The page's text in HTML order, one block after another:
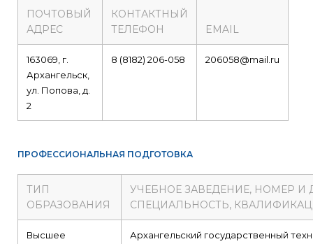
ПОЧТОВЫЙ
АДРЕС
КОНТАКТНЫЙ
ТЕЛЕФОН
EMAIL
163069, г.
Архангельск,
ул. Попова, д.
2
8 (8182) 206-058 206058@mail.ru
ПРОФЕССИОНАЛЬНАЯ ПОДГОТОВКА
ТИП
ОБРАЗОВАНИЯ
УЧЕБНОЕ ЗАВЕДЕНИЕ, НОМЕР
СПЕЦИАЛЬНОСТЬ,
Высшее
Архангельский государственный